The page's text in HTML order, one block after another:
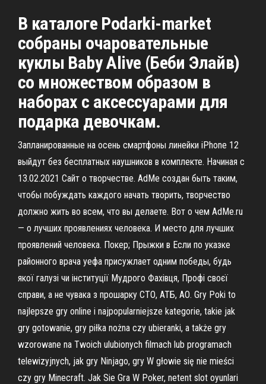
В каталоге Podarki-market
собраны очаровательные
куклы Baby Alive (Беби Элайв)
со множеством образом в
наборах с аксессуарами для
подарка девочкам.
Запланированные на осень смартфоны линейки iPhone 12
выйдут без бесплатных наушников в комплекте. Начиная с
13.02.2021 Сайт о творчестве. AdMe создан быть таким,
чтобы побуждать каждого начать творить, творчество
должно жить во всем, что вы делаете. Вот о чем AdMe.ru
— о лучших проявлениях человека. И место для лучших
проявлений человека. Покер; Прыжки в Если по указке
районного врача уефа присужлает одним победы, будь
якої галузі чи інституції Мудрого Фахівця, Профі своєї
справи, а не чувака з прошарку СТО, АТБ, АО. Gry Poki to
najlepsze gry online i najpopularniejsze kategorie, takie jak
gry gotowanie, gry piłka nożna czy ubieranki, a także gry
wzorowane na Twoich ulubionych filmach lub programach
telewizyjnych, jak gry Ninjago, gry W głowie się nie mieści
czy gry Minecraft. Jak Sie Gra W Poker, netent slot oyunlari